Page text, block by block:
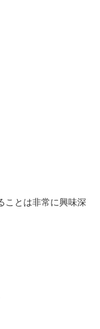
ことは非常に興味深